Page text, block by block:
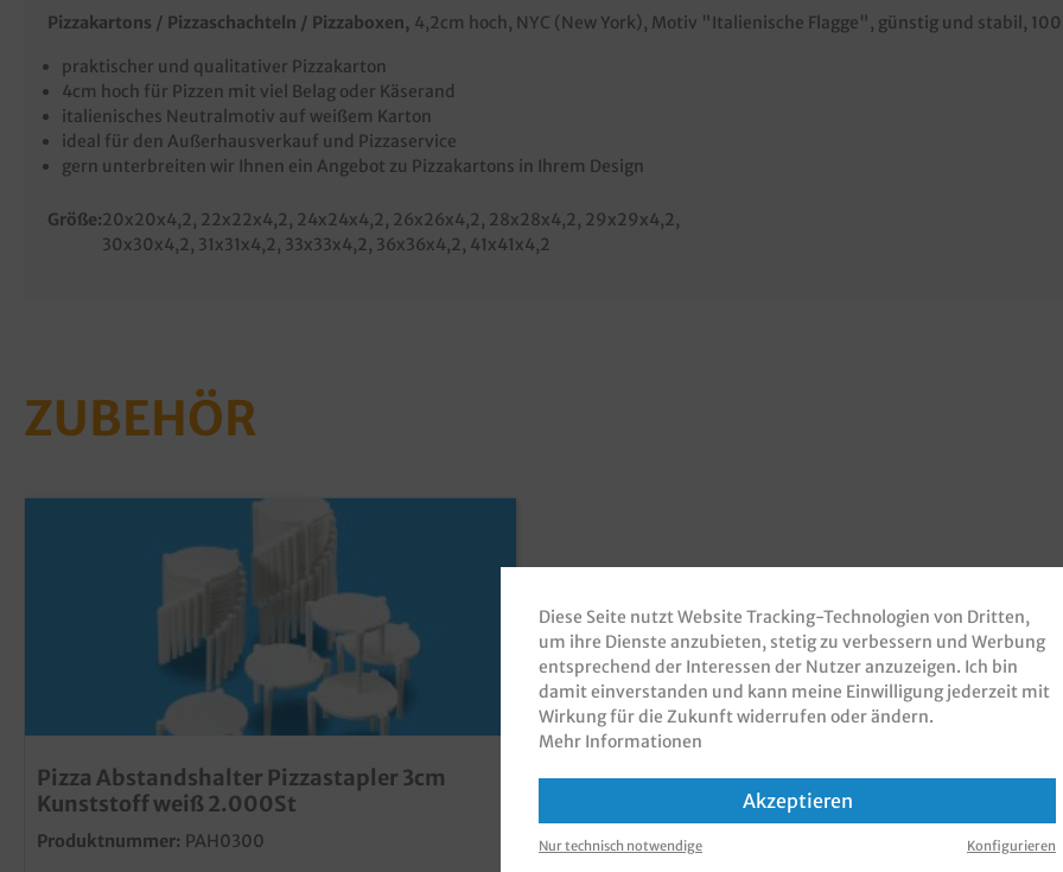
Pizzakartons / Pizzaschachteln / Pizzaboxen, 4,2cm hoch, NYC (New York), Motiv "Italienische Flagge", günstig und stabil, 100
praktischer und qualitativer Pizzakarton
4cm hoch für Pizzen mit viel Belag oder Käserand
italienisches Neutralmotiv auf weißem Karton
ideal für den Außerhausverkauf und Pizzaservice
gern unterbreiten wir Ihnen ein Angebot zu Pizzakartons in Ihrem Design
Größe:20x20x4,2 , 22x22x4,2 , 24x24x4,2 , 26x26x4,2 , 28x28x4,2 , 29x29x4,2
30x30x4,2 , 31x31x4,2 , 33x33x4,2 , 36x36x4,2 , 41x41x4,2
ZUBEHÖR
Pizza Abstandshalter Pizzastapler 3cm
Kunststoff weiß 2.000St
Produktnummer: PAH0300
Diese Seite nutzt Website Tracking-Technologien von Dritten,
um ihre Dienste anzubieten, stetig zu verbessern und Werbung
entsprechend der Interessen der Nutzer anzuzeigen. Ich bin
damit einverstanden und kann meine Einwilligung jederzeit mit
Wirkung für die Zukunft widerrufen oder ändern.
Mehr Informationen
Akzeptieren
Nur technisch notwendige Konfigurieren